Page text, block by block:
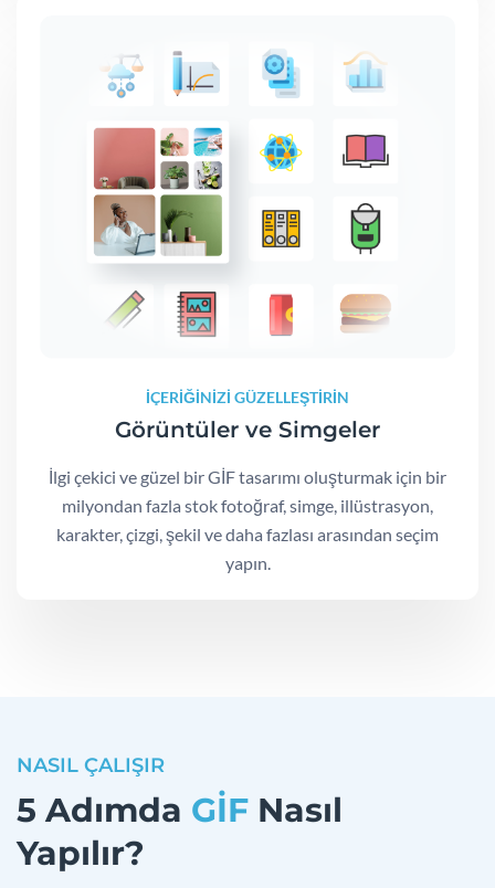
İÇERİĞİNİZİ GÜZELLEŞTİRİN
Görüntüler ve Simgeler
İlgi çekici ve güzel bir GİF tasarımı oluşturmak için bir
milyondan fazla stok fotoğraf, simge, illüstrasyon,
karakter, çizgi, şekil ve daha fazlası arasından seçim
yapın.
NASIL ÇALIŞIR
5 Adımda GİF Nasıl
Yapılır?